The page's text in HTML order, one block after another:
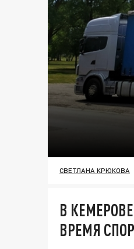
СВЕТЛАНА КРЮКОВА
В
ВРЕМЯ